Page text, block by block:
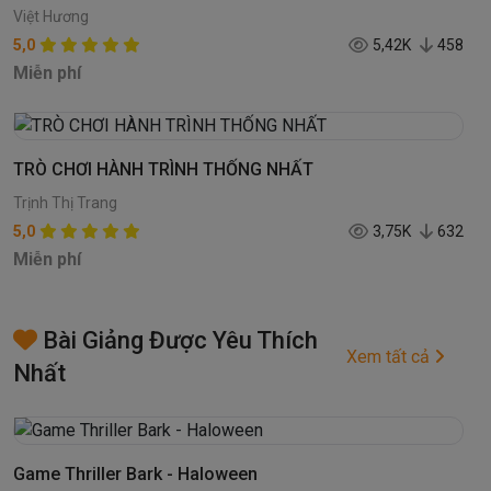
Việt Hương
5,0
5,42K 458
Miễn phí
TRÒ CHƠI HÀNH TRÌNH THỐNG NHẤT
Trịnh Thị Trang
5,0
3,75K 632
Miễn phí
Bài Giảng Được Yêu Thích
Nhất
Xem tất cả
Game Thriller Bark - Haloween